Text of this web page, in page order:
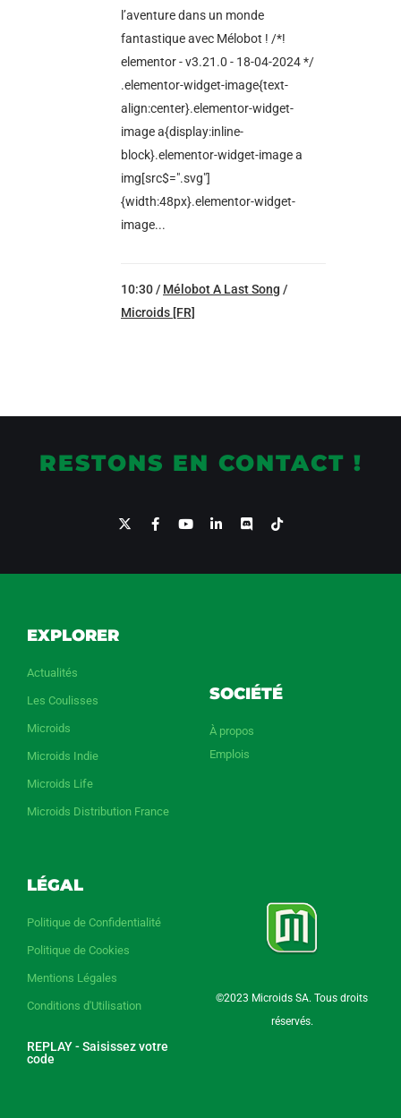
l’aventure dans un monde
fantastique avec Mélobot ! /*!
elementor - v3.21.0 - 18-04-2024 */
.elementor-widget-image{text-
align:center}.elementor-widget-
image a{display:inline-
block}.elementor-widget-image a
img[src$=".svg"]
{width:48px}.elementor-widget-
image...
10:30 / Mélobot A Last Song /
Microids [FR]
RESTONS EN CONTACT !
EXPLORER
Actualités
Les Coulisses
Microids
Microids Indie
Microids Life
Microids Distribution France
SOCIÉTÉ
À propos
Emplois
LÉGAL
Politique de Confidentialité
Politique de Cookies
Mentions Légales
Conditions d'Utilisation
REPLAY - Saisissez votre
code
©2023 Microids SA. Tous droits
réservés.